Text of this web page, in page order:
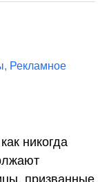
, Рекламное
никогда
призванные